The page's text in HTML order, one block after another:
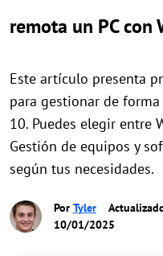
remota un PC con
Este artículo presenta
para gestionar de
10. Puedes elegir entre
Gestión de equipos y
según tus necesidades.
Por Tyler
10/01/2025